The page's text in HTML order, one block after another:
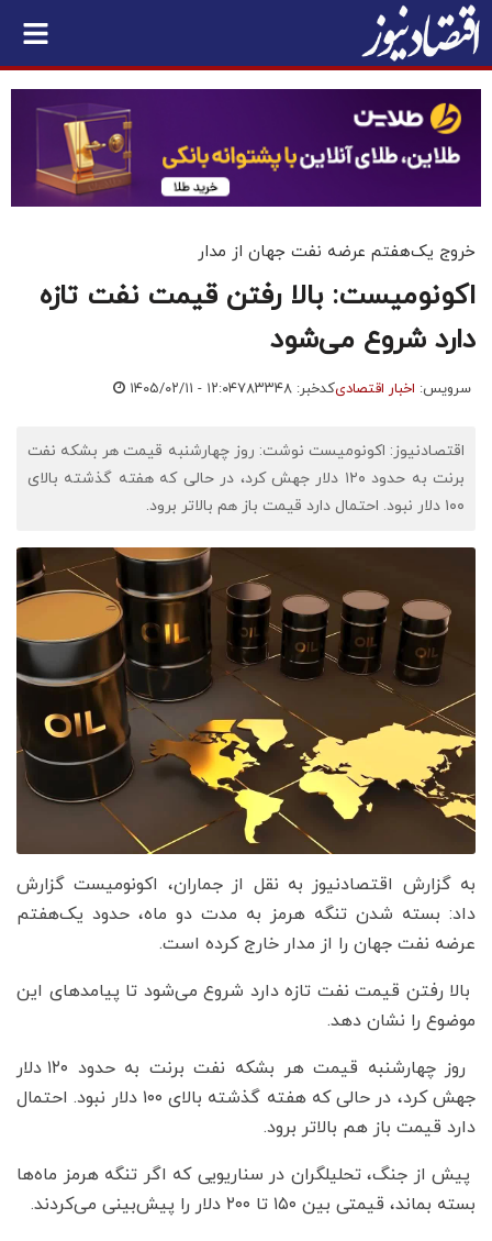
خروج یک‌هفتم عرضه نفت جهان از مدار
اکونومیست: بالا رفتن قیمت نفت تازه
دارد شروع می‌شود
سرویس: اخبار اقتصادیکدخبر: ۷۸۳۳۴۸ ۱۴۰۵/۰۲/۱۱ - ۱۲:۰۴
اقتصادنیوز: اکونومیست نوشت: روز چهارشنبه قیمت هر بشکه نفت
برنت به حدود ۱۲۰ دلار جهش کرد، در حالی که هفته گذشته بالای
۱۰۰ دلار نبود. احتمال دارد قیمت باز هم بالاتر برود.
به گزارش اقتصادنیوز به نقل از جماران، اکونومیست گزارش
داد: بسته شدن تنگه هرمز به مدت دو ماه، حدود یک‌هفتم
عرضه نفت جهان را از مدار خارج کرده است.
بالا رفتن قیمت نفت تازه دارد شروع می‌شود تا پیامدهای این
موضوع را نشان دهد.
روز چهارشنبه قیمت هر بشکه نفت برنت به حدود ۱۲۰ دلار
جهش کرد، در حالی که هفته گذشته بالای ۱۰۰ دلار نبود. احتمال
دارد قیمت باز هم بالاتر برود.
پیش از جنگ، تحلیلگران در سناریویی که اگر تنگه هرمز ماه‌ها
بسته بماند، قیمتی بین ۱۵۰ تا ۲۰۰ دلار را پیش‌بینی می‌کردند.